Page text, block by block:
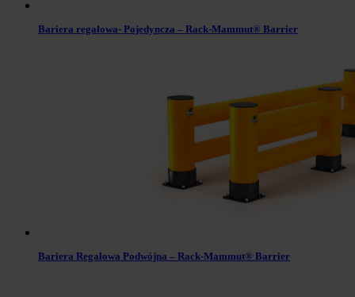
Bariera regałowa- Pojedyncza – Rack-Mammut® Barrier
Bariera Regałowa Podwójna – Rack-Mammut® Barrier